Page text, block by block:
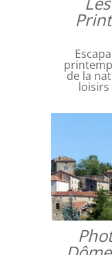
de la